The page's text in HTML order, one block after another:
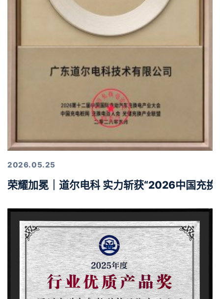
2026.05.25
荣耀加冕｜道尔电科 实力斩获“2026中国充换